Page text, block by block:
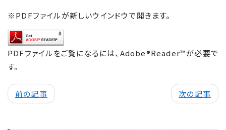
※PDFファイルが新しいウインドウで開きます。
PDFファイルをご覧になるには、Adobe®Reader™が必要で
す。
前の記事 次の記事